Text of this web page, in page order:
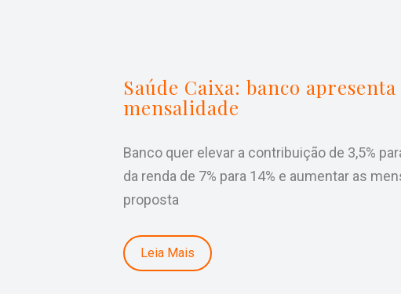
Saúde Caixa: banco
mensalidade
Banco quer elevar a contribuição de 3,5%
da renda de 7% para 14% e aumentar as
proposta
Leia Mais